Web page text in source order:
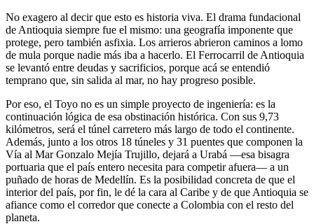
No exagero al decir que esto es historia viva. El drama fundacional
de Antioquia siempre fue el mismo: una geografía imponente que
protege, pero también asfixia. Los arrieros abrieron caminos a lomo
de mula porque nadie más iba a hacerlo. El Ferrocarril de Antioquia
se levantó entre deudas y sacrificios, porque acá se entendió
temprano que, sin salida al mar, no hay progreso posible.
Por eso, el Toyo no es un simple proyecto de ingeniería: es la
continuación lógica de esa obstinación histórica. Con sus 9,73
kilómetros, será el túnel carretero más largo de todo el continente.
Además, junto a los otros 18 túneles y 31 puentes que componen la
Vía al Mar Gonzalo Mejía Trujillo, dejará a Urabá —esa bisagra
portuaria que el país entero necesita para competir afuera— a un
puñado de horas de Medellín. Es la posibilidad concreta de que el
interior del país, por fin, le dé la cara al Caribe y de que Antioquia se
afiance como el corredor que conecte a Colombia con el resto del
planeta.